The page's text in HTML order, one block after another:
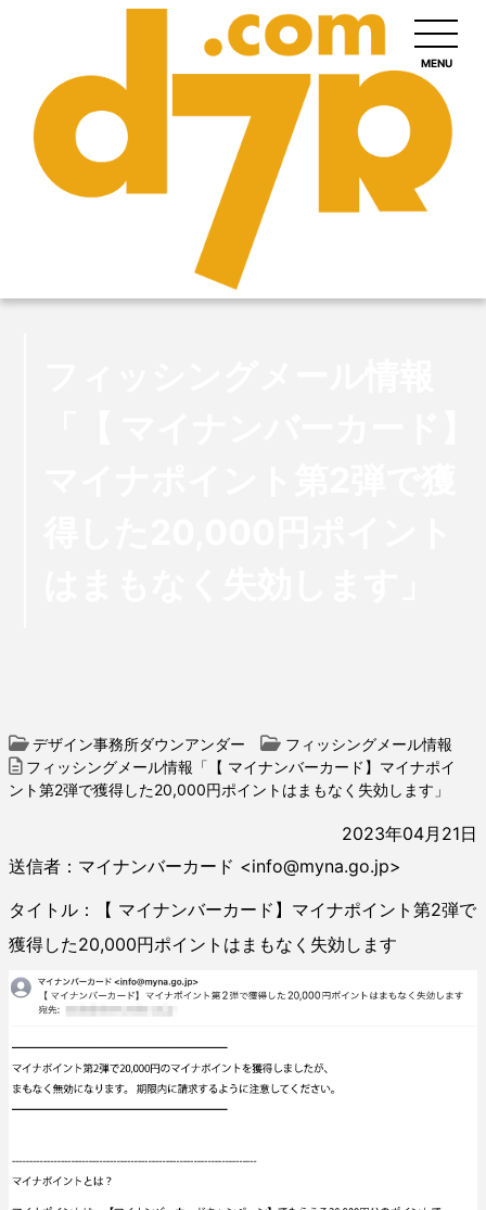
MENU
デザイン事務所ダウンアンダー
フィッシングメール情報
フィッシングメール情報「【 マイナンバーカード】マイナポイ
ント第2弾で獲得した20,000円ポイントはまもなく失効します」
2023年04月21日
送信者：マイナンバーカード <info@myna.go.jp>
タイトル：【 マイナンバーカード】マイナポイント第2弾で
獲得した20,000円ポイントはまもなく失効します